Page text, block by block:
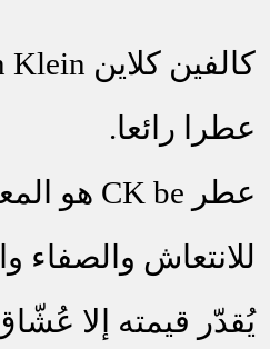
كالفين كلاين Klein
عطرا رائعا.
عطر CK be هو
للانتعاش والصفاء
يُقدّر قيمته إلا